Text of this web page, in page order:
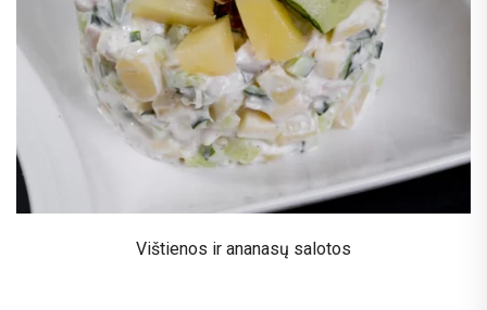
Vištienos ir ananasų salotos